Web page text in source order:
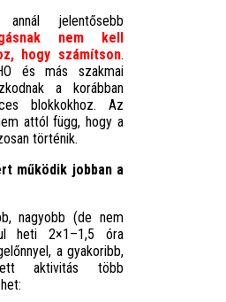
jelentősebb
nem kell
hogy számítson.
és más szakmai
a korábban
blokkokhoz. Az
attól függ, hogy a
történik.
működik jobban a
nagyobb (de nem
heti 2×1–1,5 óra
a gyakoribb,
aktivitás több